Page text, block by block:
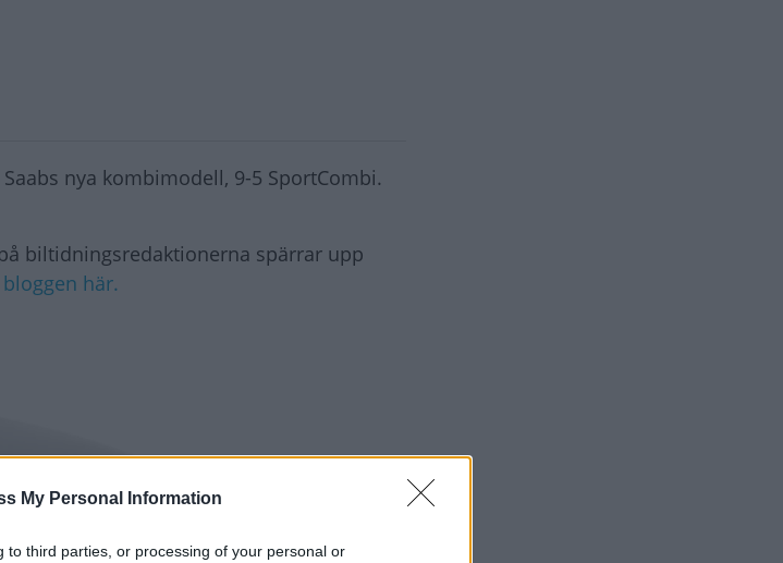
My Personal Information
to third parties, or processing of your personal or
nya kombimodell, 9-5 SportCombi.
biltidningsredaktionerna spärrar upp
bloggen här.